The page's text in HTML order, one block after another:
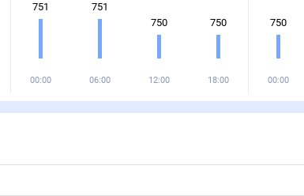
751
00:00
751
06:00
750
12:00
750
18:00
750
00:00